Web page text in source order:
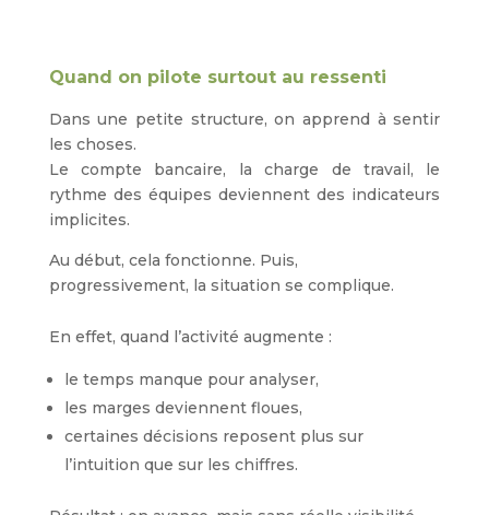
Quand on pilote surtout au ressenti
Dans une petite structure, on apprend à sentir
les choses.
Le compte bancaire, la charge de travail, le
rythme des équipes deviennent des indicateurs
implicites.
Au début, cela fonctionne. Puis,
progressivement, la situation se complique.
En effet, quand l’activité augmente :
le temps manque pour analyser,
les marges deviennent floues,
certaines décisions reposent plus sur
l’intuition que sur les chiffres.